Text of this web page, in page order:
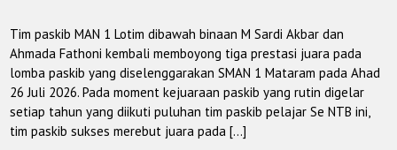
Tim paskib MAN 1 Lotim dibawah binaan M Sardi Akbar dan
Ahmada Fathoni kembali memboyong tiga prestasi juara pada
lomba paskib yang diselenggarakan SMAN 1 Mataram pada Ahad
26 Juli 2026. Pada moment kejuaraan paskib yang rutin digelar
setiap tahun yang diikuti puluhan tim paskib pelajar Se NTB ini,
tim paskib sukses merebut juara pada […]